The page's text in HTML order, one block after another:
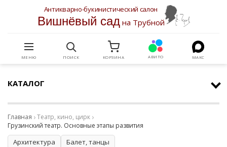
Антикварно-букинистический салон
Вишнёвый садна Трубной
МЕНЮ ПОИСК КОРЗИНА АВИТО МАКС
КАТАЛОГ
Главная
Театр, кино, цирк
Грузинский театр. Основные этапы развития
Архитектура
Балет, танцы